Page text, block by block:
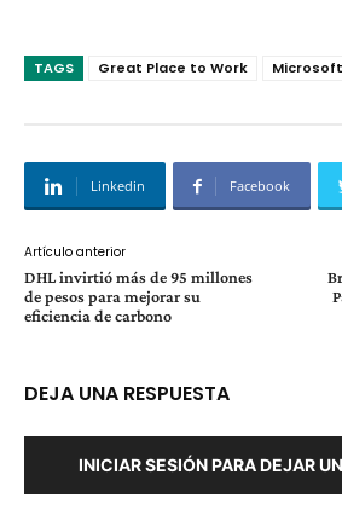
TAGS Great Place to Work Microsoft
Linkedin Facebook
Artículo anterior
DHL invirtió más de 95 millones
de pesos para mejorar su
eficiencia de carbono
DEJA UNA RESPUESTA
INICIAR SESIÓN PARA DEJAR